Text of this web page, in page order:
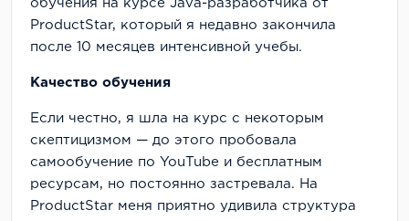
обучения на курсе Java-разработчика от
ProductStar, который я недавно закончила
после 10 месяцев интенсивной учебы.
Качество обучения
Если честно, я шла на курс с некоторым
скептицизмом — до этого пробовала
самообучение по YouTube и бесплатным
ресурсам, но постоянно застревала. На
ProductStar меня приятно удивила структура